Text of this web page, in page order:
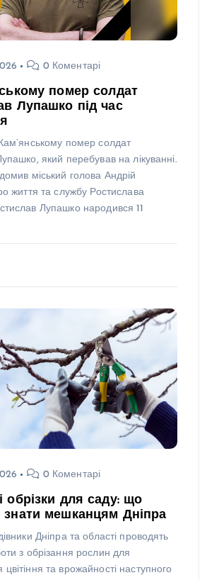
0 Коментарі
помер солдат
Лупашко під час
помер солдат
який перебував на лікуванні.
міський голова Андрій
життя та службу Ростислава
Лупашко народився 11
0 Коментарі
обрізки для саду: що
мешканцям Дніпра
Дніпра та області проводять
з обрізання рослин для
та врожайності наступного